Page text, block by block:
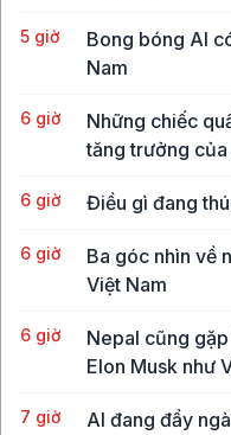
5 giờ
Bong bóng AI
Nam
6 giờ
Những chiếc
tăng trưởng
6 giờ Điều gì đang
6 giờ
Ba góc nhìn về
Việt Nam
6 giờ
Nepal cũng
Elon Musk như
7 giờ
AI đang đẩy